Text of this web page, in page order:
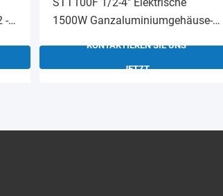
-
STT100F 1/2-4" Elektrische
1500W Ganzaluminiumgehäuse-
KONTAKTIEREN SIE UNS
JETZT